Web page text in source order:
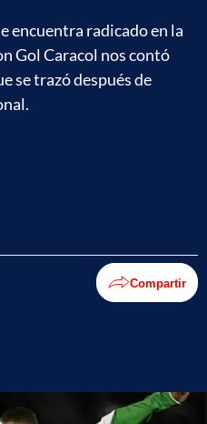
encuentra radicado en la
Gol Caracol nos contó
se trazó después de
Compartir